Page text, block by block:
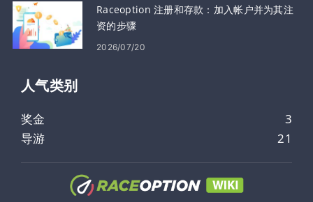
Raceoption 注册和存款：加入帐户并为其注
资的步骤
2026/07/20
人气类​​别
奖金
3
导游
21